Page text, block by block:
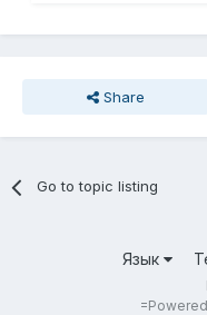
Share
Go to topic listing
Язык
=